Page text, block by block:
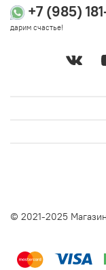
+7 (985)
дарим счастье!
© 2021-2025